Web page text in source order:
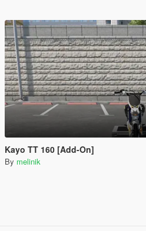
Kayo TT 160 [Add-On]
By melinik